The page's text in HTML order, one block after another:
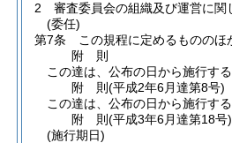
2
審査委員会の組織及び運営に関
(委任)
第7条
この規程に定めるもののほ
附 則
この達は、公布の日から施行する
附 則(平成2年6月達第8号)
この達は、公布の日から施行する
附 則(平成3年6月達第18号)
(施行期日)